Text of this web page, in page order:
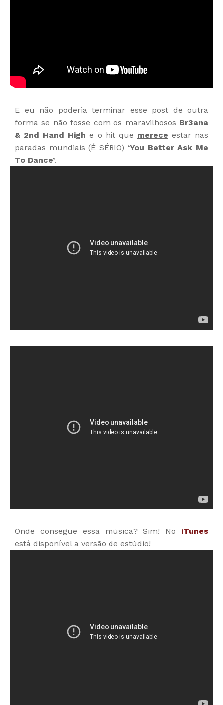
E eu não poderia terminar esse post de outra
forma se não fosse com os maravilhosos Br3ana
& 2nd Hand High e o hit que merece estar nas
paradas mundiais (É SÉRIO) ‘You Better Ask Me
To Dance’.
Onde consegue essa música? Sim! No
iTunes
está disponível a versão de estúdio!